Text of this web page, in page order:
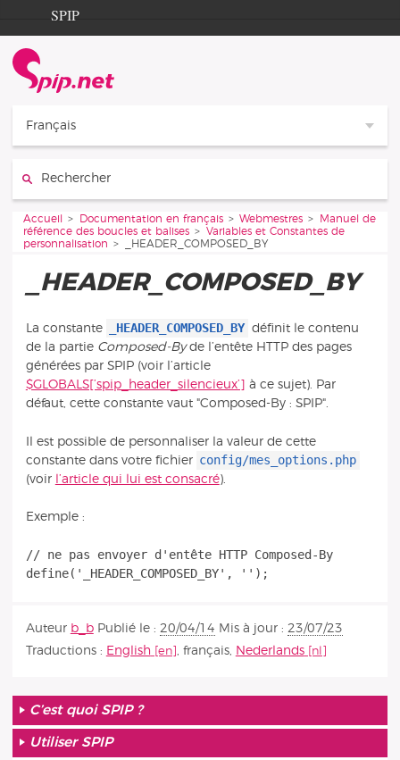
Aller au contenu
Aller à la navigation
SPIP
Documentation
Contribution
Français
Vous êtes ici :
Accueil Documentation en français Webmestres
Manuel de
référence des boucles et balises
Variables et Constantes de
personnalisation
_HEADER_COMPOSED_BY
_HEADER_COMPOSED_BY
La constante _HEADER_COMPOSED_BY définit le contenu
de la partie Composed-Byde l’entête HTTP des pages
générées par SPIP (voir l’article
$GLOBALS[’spip_header_silencieux’] à ce sujet). Par
défaut, cette constante vaut "Composed-By : SPIP".
Il est possible de personnaliser la valeur de cette
constante dans votre fichier config/mes_options.php
(voir l’article qui lui est consacré).
Exemple :
// ne pas envoyer d'entête HTTP Composed-By
Auteur b_b Publié le : 20/04/14 Mis à jour : 23/07/23
Traductions : English , français, Nederlands
C’est quoi SPIP ?
Utiliser SPIP